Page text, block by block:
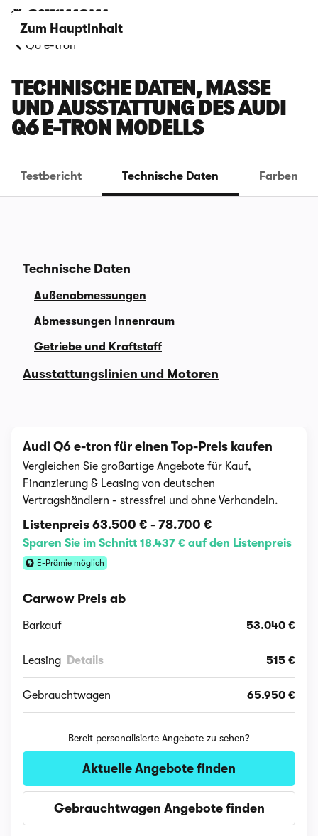
Zum Hauptinhalt
Q6 e-tron
TECHNISCHE DATEN, MASSE U
ND AUSSTATTUNG DES AUDI Q
6 E-TRON MODELLS
Testbericht Technische Daten Farben
Technische Daten
Außenabmessungen
Abmessungen Innenraum
Getriebe und Kraftstoff
Ausstattungslinien und Motoren
Audi Q6 e-tron für einen Top-Preis kaufen
Vergleichen Sie großartige Angebote für Kauf,
Finanzierung & Leasing von deutschen
Vertragshändlern - stressfrei und ohne Verhandeln.
Listenpreis 63.500 € - 78.700 €
Sparen Sie im Schnitt 18.437 € auf den Listenpreis
E-Prämie möglich
Carwow Preis ab
Barkauf 53.040 €
Leasing Details 515 €
Gebrauchtwagen 65.950 €
Bereit personalisierte Angebote zu sehen?
Aktuelle Angebote finden
Gebrauchtwagen Angebote finden